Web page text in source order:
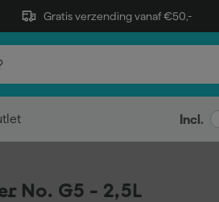
Gratis verzending vanaf €50,-
Incl.
No. G5 - 2,5L